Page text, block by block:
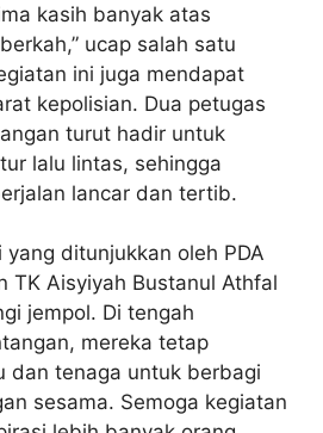
kasih banyak atas
ucap salah satu
ini juga mendapat
kepolisian. Dua petugas
turut hadir untuk
lalu lintas, sehingga
lancar dan tertib.
ditunjukkan oleh PDA
TK Aisyiyah Bustanul Athfal
jempol. Di tengah
mereka tetap
dan tenaga untuk berbagi
sesama. Semoga kegiatan